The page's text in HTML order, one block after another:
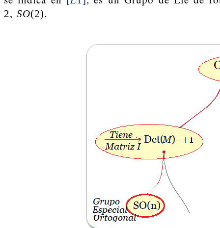
2, SO(2).